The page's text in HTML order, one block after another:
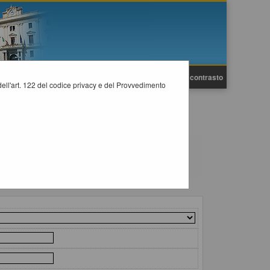
Alto contrasto
122 del codice privacy e del Provvedimento